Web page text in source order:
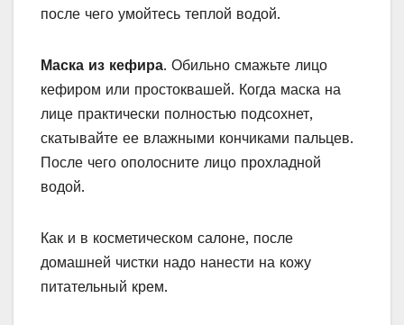
после чего умойтесь теплой водой.
Маска из кефира. Обильно смажьте лицо
кефиром или простоквашей. Когда маска на
лице практически полностью подсохнет,
скатывайте ее влажными кончиками пальцев.
После чего ополосните лицо прохладной
водой.
Как и в косметическом салоне, после
домашней чистки надо нанести на кожу
питательный крем.